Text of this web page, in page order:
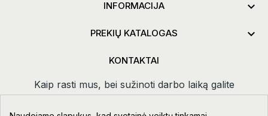
INFORMACIJA 
PREKIŲ KATALOGAS 
KONTAKTAI
Kaip rasti mus, bei sužinoti darbo laiką galite
paspauduskontaktai.